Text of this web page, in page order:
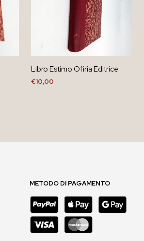
Libro Estimo Ofiria Editrice
€10,00
METODO DI PAGAMENTO